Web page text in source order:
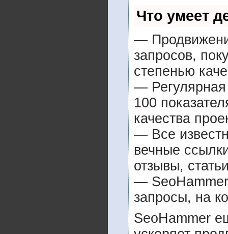
Что умеет
—
запросов,
степенью
— Регулярная
100
качества
— Все
вечные
отзывы,
— SeoHammer
запросы, на
SeoHammer